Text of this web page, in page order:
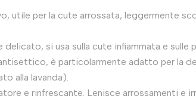
utile per la cute arrossata, leggermente
si usa sulla cute infiammata e sulle
è particolarmente adatto per la
alla lavanda).
e rinfrescante. Lenisce arrossamenti e